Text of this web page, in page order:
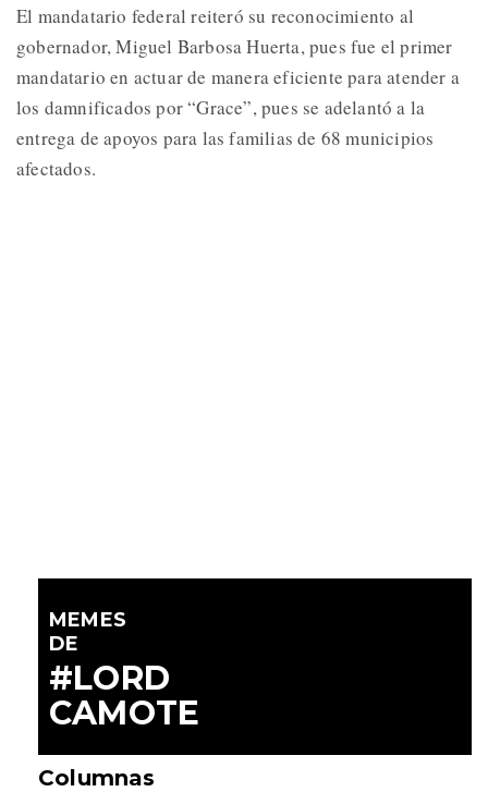
El mandatario federal reiteró su reconocimiento al
gobernador, Miguel Barbosa Huerta, pues fue el primer
mandatario en actuar de manera eficiente para atender a
los damnificados por “Grace”, pues se adelantó a la
entrega de apoyos para las familias de 68 municipios
afectados.
MEMES
DE
#LORD
CAMOTE
Columnas